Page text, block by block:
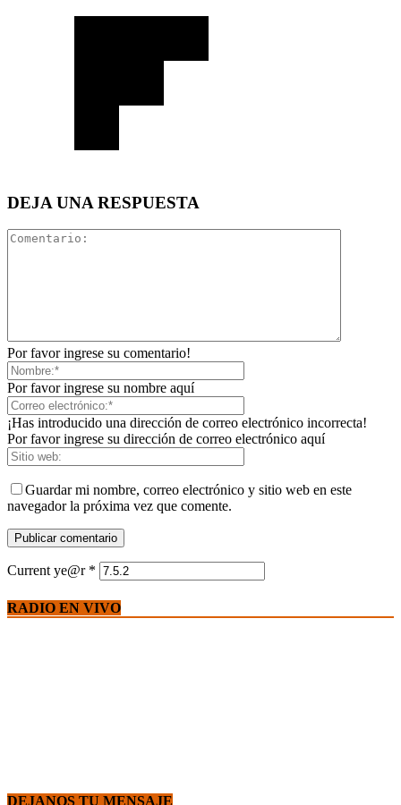
DEJA UNA RESPUESTA
Por favor ingrese su comentario!
Por favor ingrese su nombre aquí
¡Has introducido una dirección de correo electrónico incorrecta!
Por favor ingrese su dirección de correo electrónico aquí
Guardar mi nombre, correo electrónico y sitio web en este
navegador la próxima vez que comente.
Current ye@r *
RADIO EN VIVO
DEJANOS TU MENSAJE